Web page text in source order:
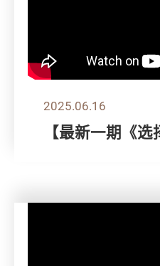
2025.06.16
【最新一期《选